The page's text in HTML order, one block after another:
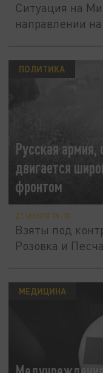
Ситуация на
направлении на
Русская
двигается
фронтом
ПОЛИТИКА
21 ИЮЛЯ 19:10
Взяты под
Розовка и
МЕДИЦИНА